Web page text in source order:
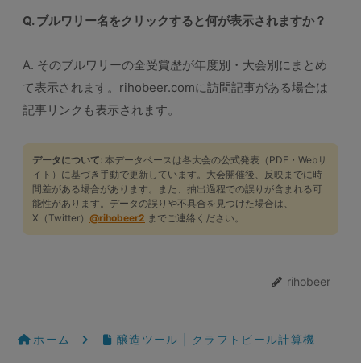
Q. ブルワリー名をクリックすると何が表示されますか？
A. そのブルワリーの全受賞歴が年度別・大会別にまとめ
て表示されます。rihobeer.comに訪問記事がある場合は
記事リンクも表示されます。
データについて: 本データベースは各大会の公式発表（PDF・Webサ
イト）に基づき手動で更新しています。大会開催後、反映までに時
間差がある場合があります。また、抽出過程での誤りが含まれる可
能性があります。データの誤りや不具合を見つけた場合は、
X（Twitter） @rihobeer2 までご連絡ください。
rihobeer
ホーム 醸造ツール | クラフトビール計算機